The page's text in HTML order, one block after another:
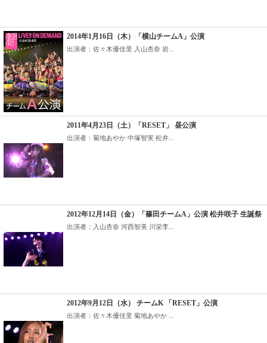
2014年1月16日（木）「横山チームA」公演
出演者：佐々木優佳里 入山杏奈 岩...
2011年4月23日（土）「RESET」 昼公演
出演者：菊地あやか 中塚智実 松井...
2012年12月14日（金）「篠田チームA」公演 松井咲子 生誕祭
出演者：入山杏奈 河西智美 川栄李...
2012年9月12日（水） チームK 「RESET」公演
出演者：佐々木優佳里 菊地あやか ...